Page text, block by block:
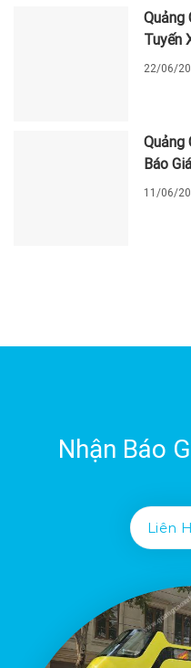
Quảng
Tuyến
22/06/
Quảng
Báo
11/06/
Nhận Báo
Liên